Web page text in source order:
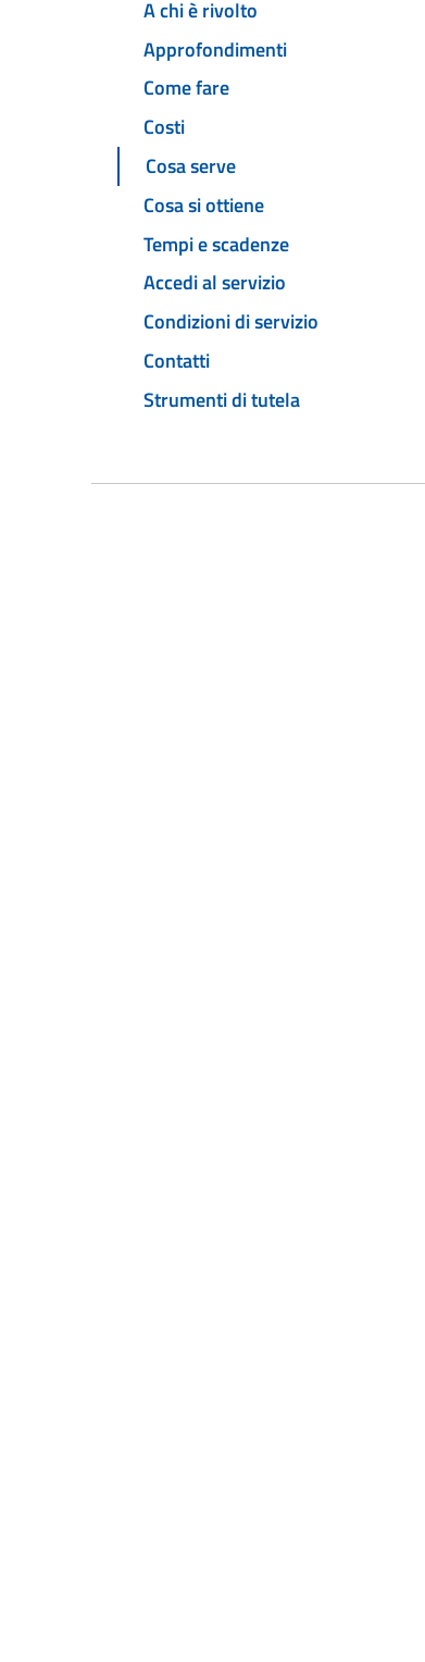
A chi è rivolto
Approfondimenti
Come fare
Costi
Cosa serve
Cosa si ottiene
Tempi e scadenze
Accedi al servizio
Condizioni di servizio
Contatti
Strumenti di tutela